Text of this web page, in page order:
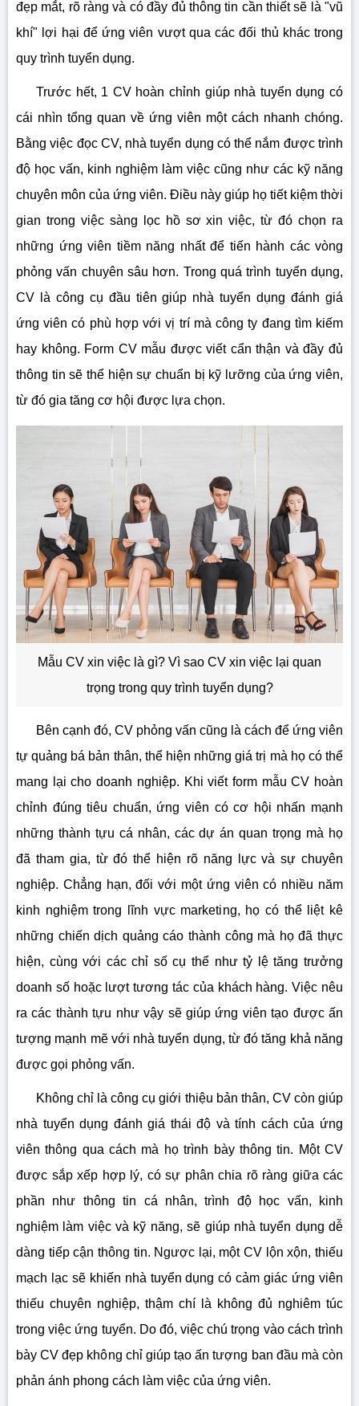
đẹp mắt, rõ ràng và có đầy đủ thông tin cần thiết sẽ là "vũ
khí" lợi hại để ứng viên vượt qua các đối thủ khác trong
quy trình tuyển dụng.
Trước hết, 1 CV hoàn chỉnh giúp nhà tuyển dụng có
cái nhìn tổng quan về ứng viên một cách nhanh chóng.
Bằng việc đọc CV, nhà tuyển dụng có thể nắm được trình
độ học vấn, kinh nghiệm làm việc cũng như các kỹ năng
chuyên môn của ứng viên. Điều này giúp họ tiết kiệm thời
gian trong việc sàng lọc hồ sơ xin việc, từ đó chọn ra
những ứng viên tiềm năng nhất để tiến hành các vòng
phỏng vấn chuyên sâu hơn. Trong quá trình tuyển dụng,
CV là công cụ đầu tiên giúp nhà tuyển dụng đánh giá
ứng viên có phù hợp với vị trí mà công ty đang tìm kiếm
hay không. Form CV mẫu được viết cẩn thận và đầy đủ
thông tin sẽ thể hiện sự chuẩn bị kỹ lưỡng của ứng viên,
từ đó gia tăng cơ hội được lựa chọn.
Mẫu CV xin việc là gì? Vì sao CV xin việc lại quan
trọng trong quy trình tuyển dụng?
Bên cạnh đó, CV phỏng vấn cũng là cách để ứng viên
tự quảng bá bản thân, thể hiện những giá trị mà họ có thể
mang lại cho doanh nghiệp. Khi viết form mẫu CV hoàn
chỉnh đúng tiêu chuẩn, ứng viên có cơ hội nhấn mạnh
những thành tựu cá nhân, các dự án quan trọng mà họ
đã tham gia, từ đó thể hiện rõ năng lực và sự chuyên
nghiệp. Chẳng hạn, đối với một ứng viên có nhiều năm
kinh nghiệm trong lĩnh vực marketing, họ có thể liệt kê
những chiến dịch quảng cáo thành công mà họ đã thực
hiện, cùng với các chỉ số cụ thể như tỷ lệ tăng trưởng
doanh số hoặc lượt tương tác của khách hàng. Việc nêu
ra các thành tựu như vậy sẽ giúp ứng viên tạo được ấn
tượng mạnh mẽ với nhà tuyển dụng, từ đó tăng khả năng
được gọi phỏng vấn.
Không chỉ là công cụ giới thiệu bản thân, CV còn giúp
nhà tuyển dụng đánh giá thái độ và tính cách của ứng
viên thông qua cách mà họ trình bày thông tin. Một CV
được sắp xếp hợp lý, có sự phân chia rõ ràng giữa các
phần như thông tin cá nhân, trình độ học vấn, kinh
nghiệm làm việc và kỹ năng, sẽ giúp nhà tuyển dụng dễ
dàng tiếp cận thông tin. Ngược lại, một CV lộn xộn, thiếu
mạch lạc sẽ khiến nhà tuyển dụng có cảm giác ứng viên
thiếu chuyên nghiệp, thậm chí là không đủ nghiêm túc
trong việc ứng tuyển. Do đó, việc chú trọng vào cách trình
bày CV đẹp không chỉ giúp tạo ấn tượng ban đầu mà còn
phản ánh phong cách làm việc của ứng viên.